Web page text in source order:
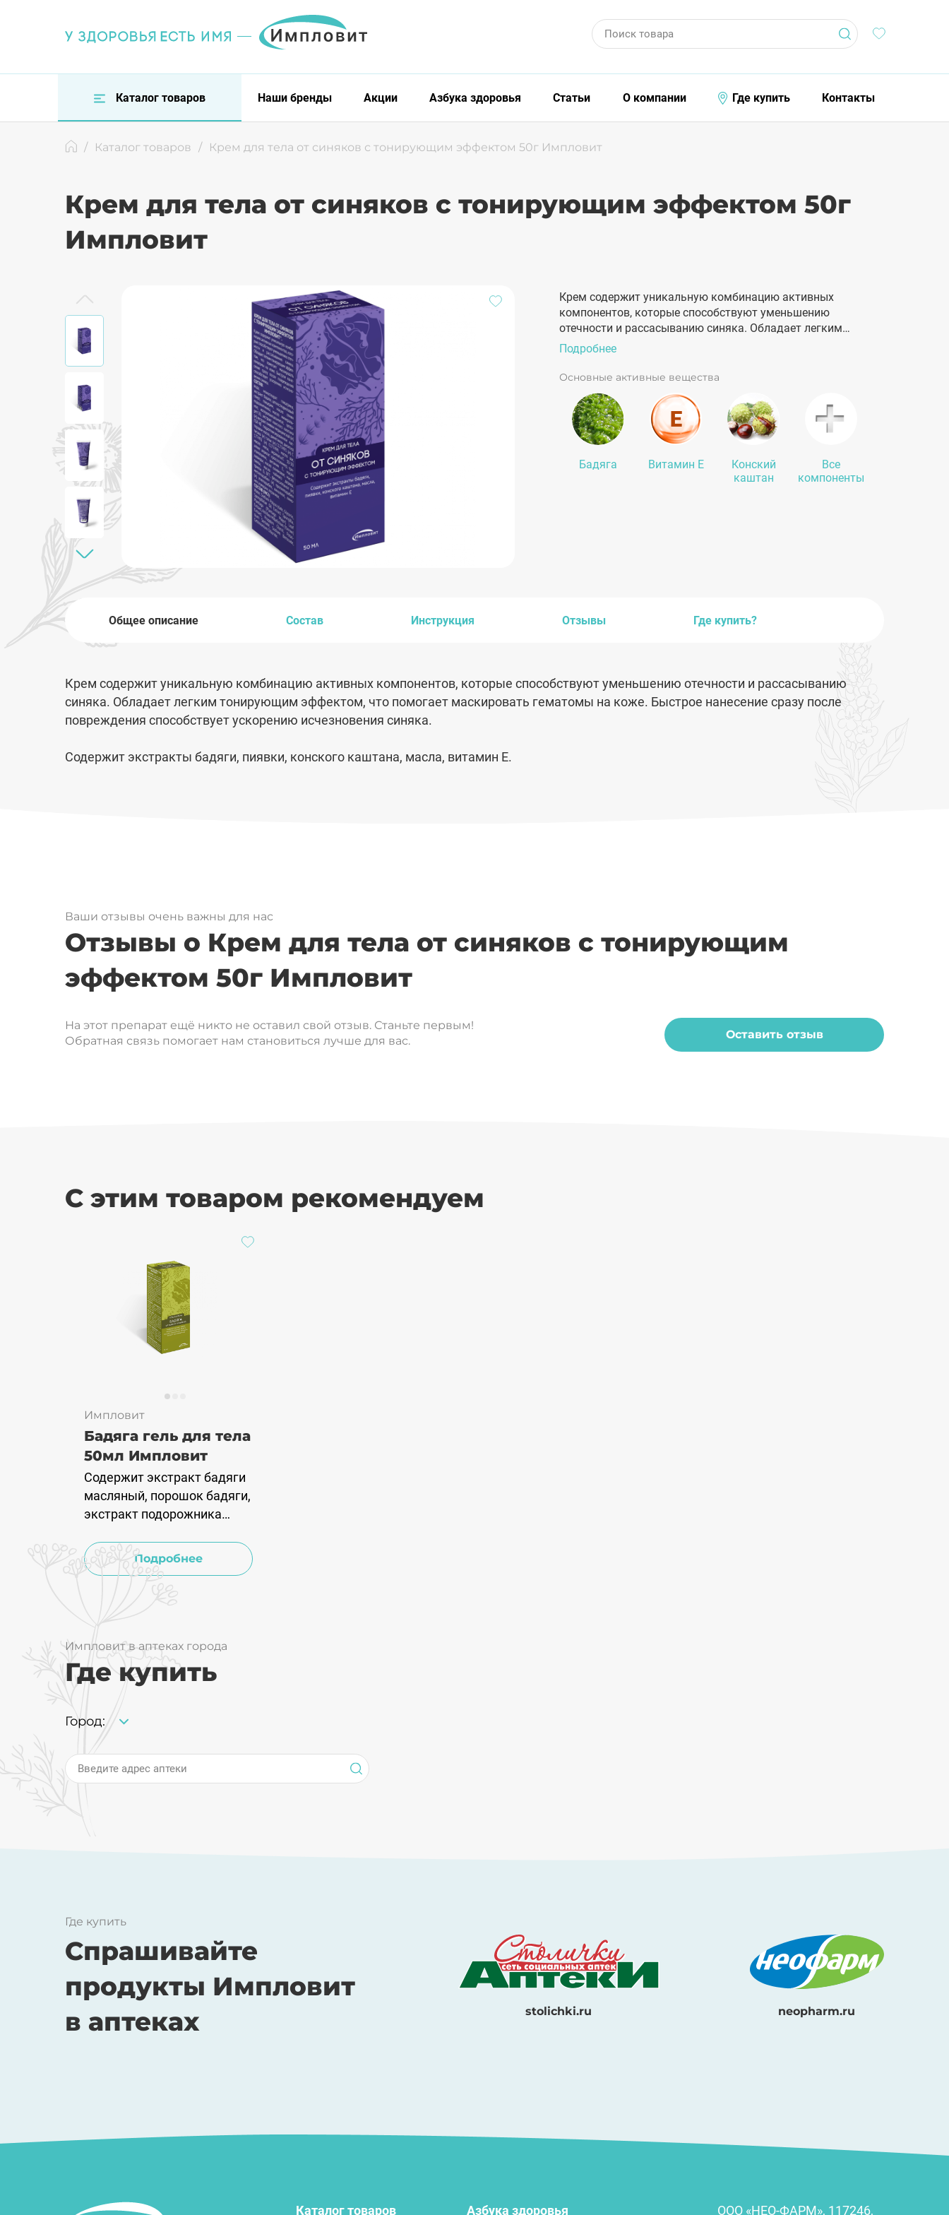
Поиск товара
Каталог товаров Наши бренды Акции Азбука здоровья Статьи О компании Где купить Контакты
/ Каталог товаров / Крем для тела от синяков с тонирующим эффектом 50г Импловит
Крем для тела от синяков с тонирующим эффектом 50г
Импловит
Крем содержит уникальную комбинацию активных
компонентов, которые способствуют уменьшению
отечности и рассасыванию синяка. Обладает легким
тонирующим эффектом, что помогает маскировать
гематомы на коже. Быстрое нанесение сразу после
повреждения способствует ускорению исчезновения
синяка.
Подробнее
Основные активные вещества
Бадяга Витамин Е
Конский
каштан
Все
компоненты
Общее описание Состав Инструкция Отзывы Где купить?
Крем содержит уникальную комбинацию активных компонентов, которые способствуют уменьшению отечности и рассасыванию
синяка. Обладает легким тонирующим эффектом, что помогает маскировать гематомы на коже. Быстрое нанесение сразу после
повреждения способствует ускорению исчезновения синяка.
Содержит экстракты бадяги, пиявки, конского каштана, масла, витамин Е.
Ваши отзывы очень важны для нас
Отзывы о Крем для тела от синяков с тонирующим
эффектом 50г Импловит
На этот препарат ещё никто не оставил свой отзыв. Станьте первым!
Обратная связь помогает нам становиться лучше для вас.
Оставить отзыв
С этим товаром рекомендуем
Импловит
Бадяга гель для тела
50мл Импловит
Содержит экстракт бадяги
масляный, порошок бадяги,
экстракт подорожника
тысячелистника.
Подробнее
Импловит в аптеках города
Где купить
Город:
Введите адрес аптеки
Где купить
Спрашивайте
продукты Импловит
в аптеках
stolichki.ru neopharm.ru
Каталог товаров Азбука здоровья ООО «НЕО-ФАРМ», 117246,